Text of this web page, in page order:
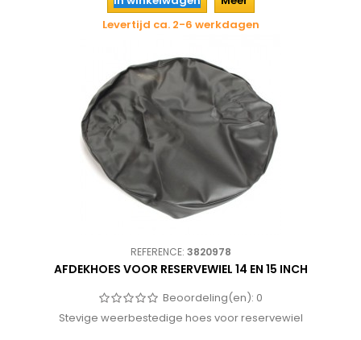
Levertijd ca. 2-6 werkdagen
REFERENCE: 3820978
AFDEKHOES VOOR RESERVEWIEL 14 EN 15 INCH
Beoordeling(en): 0
Stevige weerbestedige hoes voor reservewiel